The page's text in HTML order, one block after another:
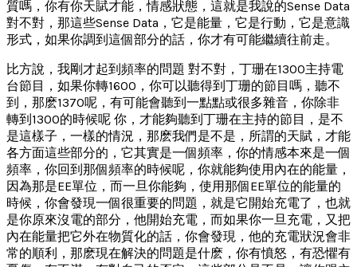
質嗎，你有你天賦才能，情感狀態，這就是我說的Sense Data
對不對，那這些Sense Data，它是能量，它是行動，它是意識
形式，如果你調到這個部分的話，你才有可能繼續往前走。
比方說，我剛才起到頻率的問題 對不對，丁珊在1300主持電
台節目，如果你轉1600，你可以聽得到丁珊的節目嗎，聽不
到，那麽1370呢，有可能會聽到一點點或很多雜音，你除非
轉到1300的時候呢 你，才能夠聽到丁珊在主持的節目，是不
是這樣子，一樣的情況，那麽我們是不是，所謂的天賦，才能
各方面這些部分的，它其實是一個頻率，你的情感本來是一個
頻率，你回到那個頻率的時候呢，你就能夠使用內在的能量，
因為那是EE單位，而一旦你能夠，使用那個EE單位的能量的
時候，你會發現一個很重要的問題，就是它開始充電了，也就
是你原來沒電的部分，他開始充電，而如果你一旦充電，又把
內在能量把它外在物質化的話，你會發現，他的充電狀況會非
常的順利，那麽現在解決的問題是什麽，你有憤怒，有恐懼有